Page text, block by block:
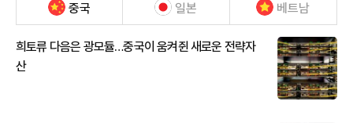
중국 일본 베트남
희토류 다음은 광모듈…중국이 움켜쥔 새로운 전략자
산